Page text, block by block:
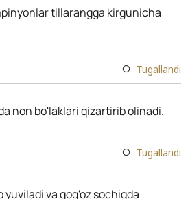
tillarangga kirgunicha
Tugallandi
non bo'laklari qizartirib olinadi.
Tugallandi
va qog'oz sochiqda